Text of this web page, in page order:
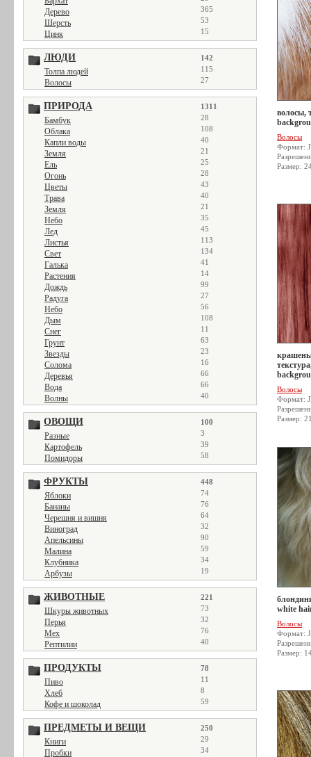
Дерево 365
Шерсть 53
Цинк 15
ЛЮДИ 142
Толпа людей 115
Волосы 27
ПРИРОДА 1311
Бамбук 28
Облака 108
Капли воды 40
Земля 21
Ель 25
Огонь 28
Цветы 43
Трава 40
Земля 21
Небо 35
Лед 45
Листья 113
Свет 134
Галька 41
Растения 14
Дождь 99
Радуга 27
Небо 56
Дым 108
Снег 11
Грунт 63
Звезды 23
Солома 16
Деревья 66
Вода 66
Волны 40
ОВОЩИ 100
Разные 3
Картофель 39
Помидоры 58
ФРУКТЫ 448
Яблоки 74
Бананы 76
Черешня и вишня 64
Виноград 32
Апельсины 90
Малина 59
Клубника 34
Арбузы 19
ЖИВОТНЫЕ 221
Шкуры животных 73
Перья 32
Мех 76
Рептилии 40
ПРОДУКТЫ 78
Пиво 11
Хлеб 8
Кофе и шоколад 59
ПРЕДМЕТЫ И ВЕЩИ 250
Книги 29
Пробки 34
волосы,
Волосы
Формат:
Размер:
Волосы
Формат:
Размер:
white
Волосы
Формат:
Размер: